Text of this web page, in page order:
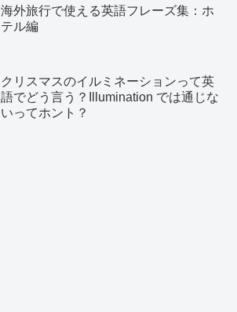
海外旅行で使える英語フレーズ集：ホ
テル編
クリスマスのイルミネーションって英
語でどう言う？Illumination では通じな
いってホント？